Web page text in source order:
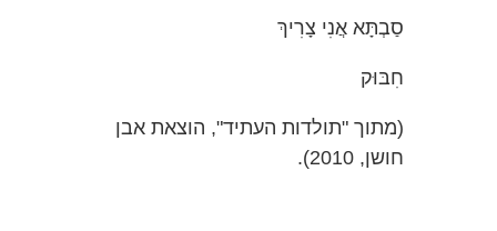
סַבְתָּא אֲנִי צָרִיךְ
חִבּוּק
(מתוך "תולדות העתיד", הוצאת אבן
חושן, 2010).